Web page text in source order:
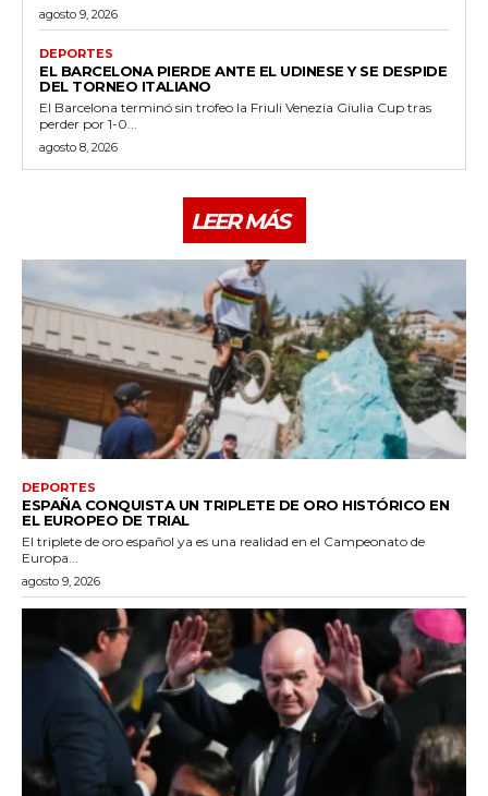
agosto 9, 2026
DEPORTES
EL BARCELONA PIERDE ANTE EL UDINESE Y SE DESPIDE
DEL TORNEO ITALIANO
El Barcelona terminó sin trofeo la Friuli Venezia Giulia Cup tras
perder por 1-0...
agosto 8, 2026
LEER MÁS
DEPORTES
ESPAÑA CONQUISTA UN TRIPLETE DE ORO HISTÓRICO EN
EL EUROPEO DE TRIAL
El triplete de oro español ya es una realidad en el Campeonato de
Europa...
agosto 9, 2026